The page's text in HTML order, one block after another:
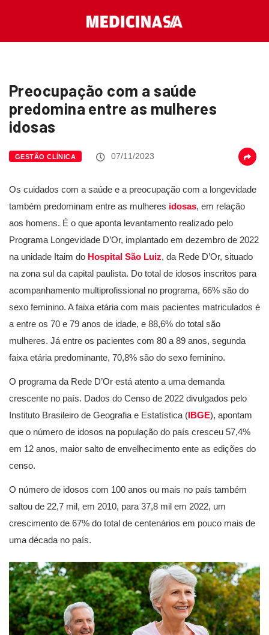
Preocupação com a saúde
predomina entre as mulheres
idosas
GESTÃO CLÍNICA 07/11/2023
Os cuidados com a saúde e a preocupação com a longevidade
também predominam entre as mulheres idosas, em relação
aos homens. É o que aponta levantamento realizado pelo
Programa Longevidade D’Or, implantado em dezembro de 2022
na unidade Itaim do Hospital São Luiz, da Rede D’Or, situado
na zona sul da capital paulista. Do total de idosos inscritos para
acompanhamento multiprofissional no programa, 66% são do
sexo feminino. A faixa etária com mais pacientes matriculados é
a entre os 70 e 79 anos de idade, e 88,6% do total são
mulheres. Já entre os pacientes com 80 a 89 anos, segunda
faixa etária predominante, 70,8% são do sexo feminino.
O programa da Rede D’Or está atento a uma demanda
crescente no país. Dados do Censo de 2022 divulgados pelo
Instituto Brasileiro de Geografia e Estatística (IBGE), apontam
que o número de idosos na população do país cresceu 57,4%
em 12 anos, maior salto de envelhecimento ente as edições do
censo.
O número de idosos com 100 anos ou mais no país também
saltou de 22,7 mil, em 2010, para 37,8 mil em 2022, um
crescimento de 67% do total de centenários em pouco mais de
uma década no país.